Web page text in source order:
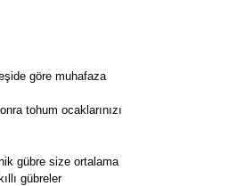
göre muhafaza
tohum ocaklarınızı
gübre size ortalama
gübreler